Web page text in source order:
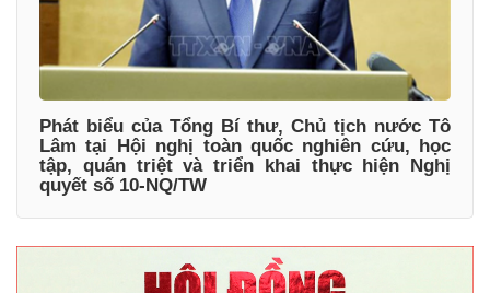
Phát biểu của Tổng Bí thư, Chủ tịch nước Tô
Lâm tại Hội nghị toàn quốc nghiên cứu, học
tập, quán triệt và triển khai thực hiện Nghị
quyết số 10-NQ/TW